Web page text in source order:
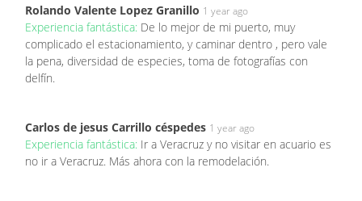
Rolando Valente Lopez Granillo 1 year ago
Experiencia fantástica: De lo mejor de mi puerto, muy
complicado el estacionamiento, y caminar dentro , pero vale
la pena, diversidad de especies, toma de fotografías con
delfín.
Carlos de jesus Carrillo céspedes 1 year ago
Experiencia fantástica: Ir a Veracruz y no visitar en acuario es
no ir a Veracruz. Más ahora con la remodelación.